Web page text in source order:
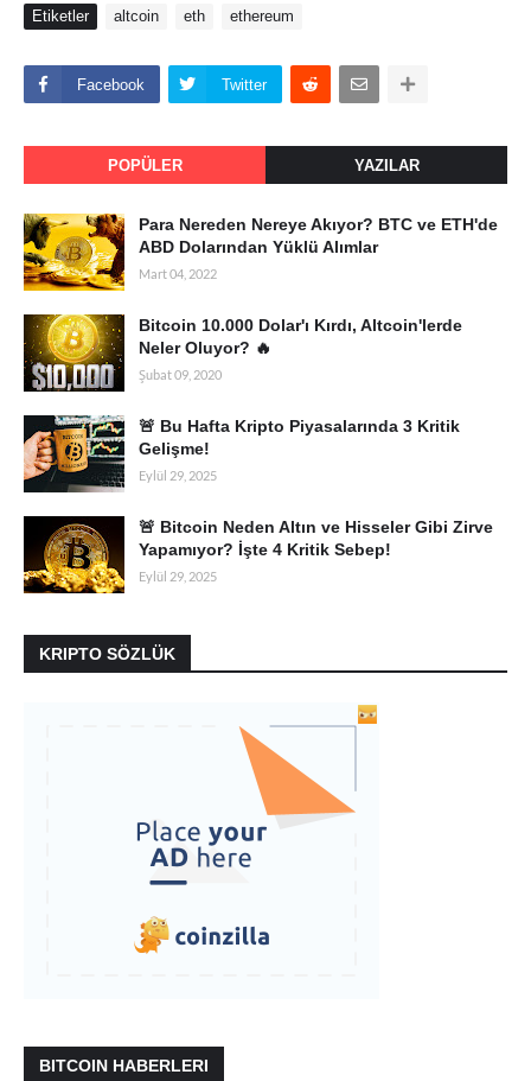
Etiketler altcoin eth ethereum
Facebook Twitter
POPÜLER YAZILAR
Para Nereden Nereye Akıyor? BTC ve ETH'de
ABD Dolarından Yüklü Alımlar
Mart 04, 2022
Bitcoin 10.000 Dolar'ı Kırdı, Altcoin'lerde
Neler Oluyor? 🔥
Şubat 09, 2020
🚨 Bu Hafta Kripto Piyasalarında 3 Kritik
Gelişme!
Eylül 29, 2025
🚨 Bitcoin Neden Altın ve Hisseler Gibi Zirve
Yapamıyor? İşte 4 Kritik Sebep!
Eylül 29, 2025
KRIPTO SÖZLÜK
BITCOIN HABERLERI